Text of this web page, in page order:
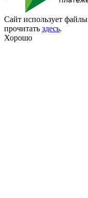
Сайт использует файлы
прочитать здесь.
Хорошо